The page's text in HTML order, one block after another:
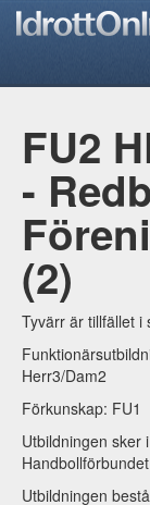
FU2
-
(2)
Tyvärr är tillfället i
Herr3/Dam2
Förkunskap: FU1
Utbildningen sker
Utbildningen